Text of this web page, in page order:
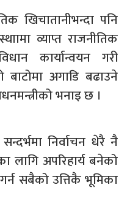
खिचातानीभन्दा पनि
व्याप्त राजनीतिक
कार्यान्वयन गरी
अगाडि बढाउने
भनाइ छ ।
निर्वाचन धेरै नै
लागि अपरिहार्य बनेको
सबैको उत्तिकै भूमिका